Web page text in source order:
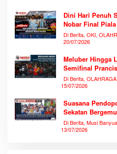
Dini Hari Penuh
Nobar Final
Warga
Di Berita, OKI,
20/07/2026
Meluber Hingga
Semifinal
Memecahkan
Di Berita,
15/07/2026
Suasana
Sekatan
Ribuan Warga
Dunia 2026
Di Berita, Musi
13/07/2026